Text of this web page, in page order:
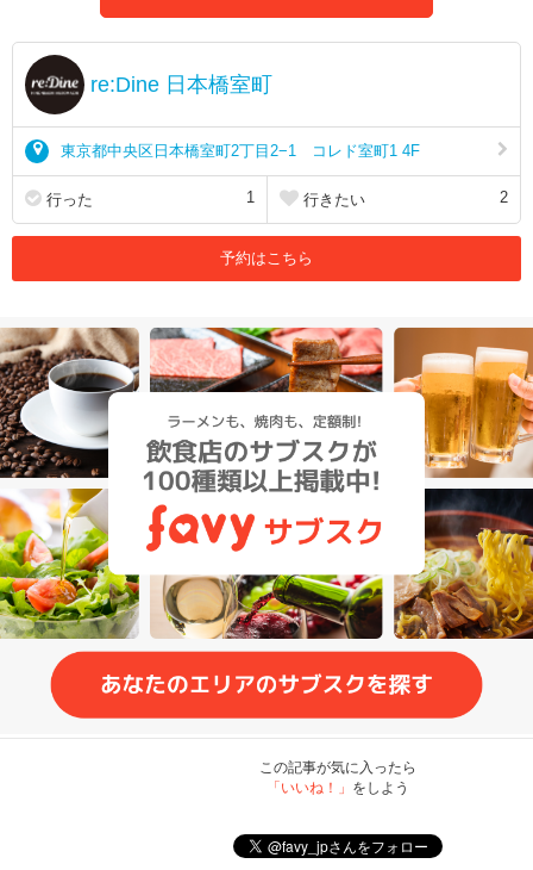
re:Dine 日本橋室町
東京都中央区日本橋室町2丁目2−1 コレド室町1 4F
行った 1 行きたい 2
予約はこちら
この記事が気に入ったら
「いいね！」 をしよう